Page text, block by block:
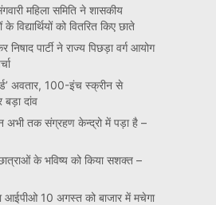
महिला समिति ने शासकीय
के विद्यार्थियों को वितरित किए छाते
निषाद पार्टी ने राज्य पिछड़ा वर्ग आयोग
अवतार, 100-इंच स्क्रीन से
बड़ा दांव
अभी तक संग्रहण केन्द्रो में पड़ा है –
के भविष्य को किया सशक्त –
आईपीओ 10 अगस्त को बाजार में मचेगा